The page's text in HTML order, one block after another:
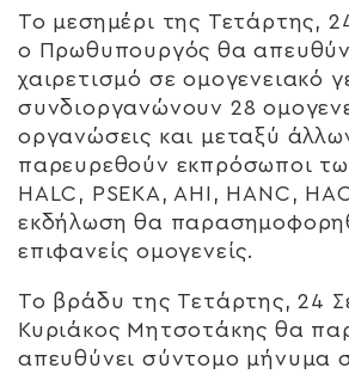
Το μεσημέρι της Τετάρτης,
ο Πρωθυπουργός θα
χαιρετισμό σε ομογενειακό
συνδιοργανώνουν 28
οργανώσεις και μεταξύ
παρευρεθούν εκπρόσωποι
HALC, PSEKA, AHI, HANC,
εκδήλωση θα
επιφανείς ομογενείς.
Το βράδυ της Τετάρτης, 24
Κυριάκος Μητσοτάκης θα
απευθύνει σύντομο μήνυμα